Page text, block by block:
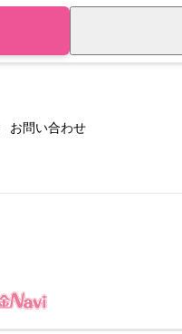
お問い合わせ